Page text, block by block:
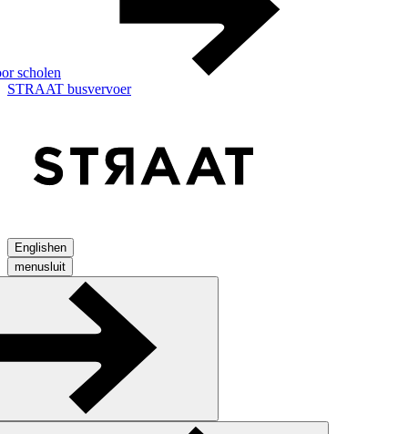
scholen
STRAAT busvervoer
Englishen
menusluit